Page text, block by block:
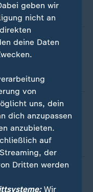
der schönen
tut sich schwer
siegt in Ulm
geben wir
nicht an
deine Daten
von
uns, dein
dich anzupassen
anzubieten.
auf
der
Dritten werden
Wir